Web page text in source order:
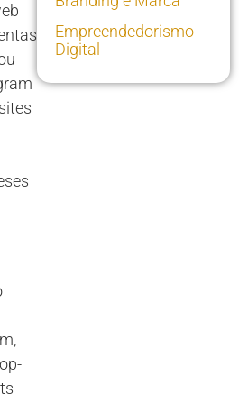
Empreendedorismo
Digital